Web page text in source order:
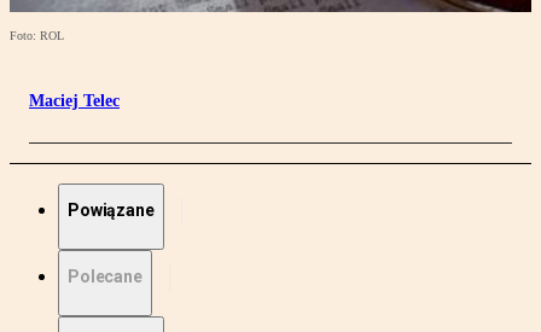
Foto: ROL
Maciej Telec
Powiązane
Polecane